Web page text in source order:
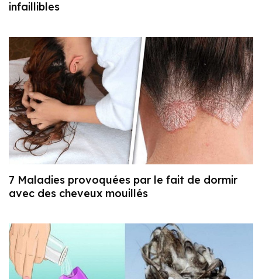
infaillibles
7 Maladies provoquées par le fait de dormir
avec des cheveux mouillés